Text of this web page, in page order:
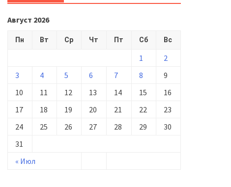
Август 2026
Пн Вт Ср Чт Пт Сб Вс
« Июл
1
2
3
4 5 6 7 8
9
10
11 12 13 14 15
16
17
18 19 20 21 22
23
24
25 26 27 28 29
30
31